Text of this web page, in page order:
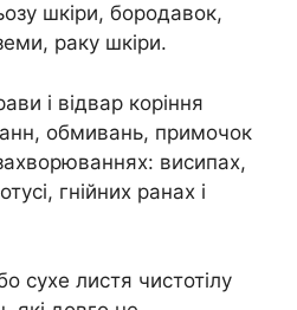
шкіри, бородавок,
раку шкіри.
і відвар коріння
обмивань, примочок
висипах,
гнійних ранах і
сухе листя чистотілу